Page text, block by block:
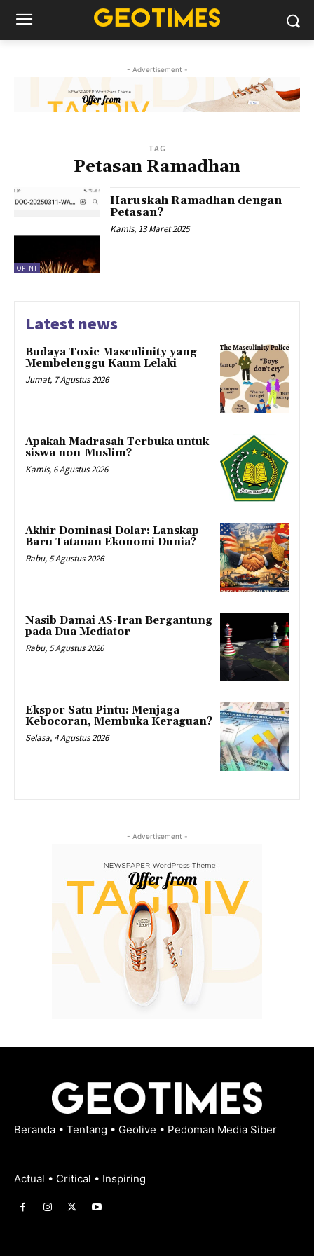
- Advertisement -
TAG
Petasan Ramadhan
OPINI
Haruskah Ramadhan dengan
Petasan?
Kamis, 13 Maret 2025
Latest news
Budaya Toxic Masculinity yang
Membelenggu Kaum Lelaki
Jumat, 7 Agustus 2026
Apakah Madrasah Terbuka untuk
siswa non-Muslim?
Kamis, 6 Agustus 2026
Akhir Dominasi Dolar: Lanskap
Baru Tatanan Ekonomi Dunia?
Rabu, 5 Agustus 2026
Nasib Damai AS-Iran Bergantung
pada Dua Mediator
Rabu, 5 Agustus 2026
Ekspor Satu Pintu: Menjaga
Kebocoran, Membuka Keraguan?
Selasa, 4 Agustus 2026
- Advertisement -
Beranda • Tentang • Geolive • Pedoman Media Siber
Actual • Critical • Inspiring